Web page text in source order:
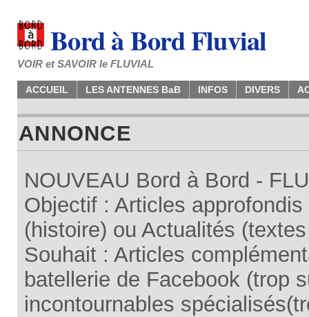
Bord à Bord Fluvial
VOIR et SAVOIR le FLUVIAL
ACCUEIL LES ANTENNES BaB INFOS DIVERS
ANNONCE
NOUVEAU Bord à Bord -
Objectif : Articles
(histoire) ou Actualités
Souhait : Articles
batellerie de Facebook (trop
incontournables